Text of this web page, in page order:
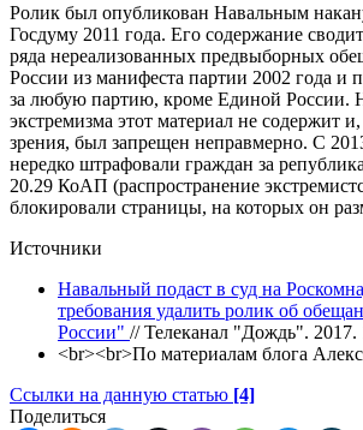
Ролик был опубликован Навальным
Госдуму 2011 года. Его содержание
ряда нереализованных предвыборных
России из манифеста партии 2002 года и
за любую партию, кроме Единой России.
экстремизма этот материал не содержит
зрения, был запрещен неправмерно. С
нередко штрафовали граждан за
20.29 КоАП (распространение
блокировали страницы, на которых он
Источники
Навальный подаст в суд на
требования удалить ролик об
России" // Телеканал "Дождь". 2017.
<br><br>По материалам блога
Ссылки на данную статью [4]
Поделиться